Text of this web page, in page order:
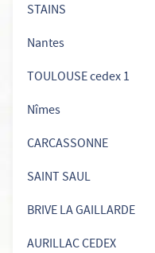
STAINS
Nantes
TOULOUSE cedex 1
Nîmes
CARCASSONNE
SAINT SAUL
BRIVE LA GAILLARDE
AURILLAC CEDEX